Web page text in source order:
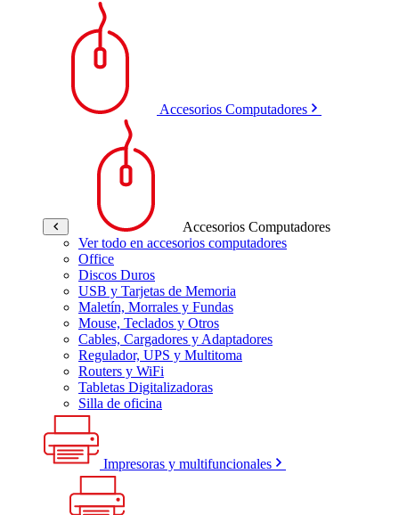
Accesorios Computadores
Accesorios Computadores
Ver todo en accesorios computadores
Office
Discos Duros
USB y Tarjetas de Memoria
Maletín, Morrales y Fundas
Mouse, Teclados y Otros
Cables, Cargadores y Adaptadores
Regulador, UPS y Multitoma
Routers y WiFi
Tabletas Digitalizadoras
Silla de oficina
Impresoras y multifuncionales